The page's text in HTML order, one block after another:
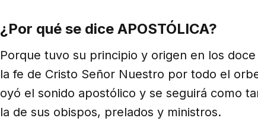
¿Por qué se dice APOSTÓLICA?
Porque tuvo su principio y origen en los
la fe de Cristo Señor Nuestro por todo el
oyó el sonido apostólico y se seguirá como
la de sus obispos, prelados y ministros.